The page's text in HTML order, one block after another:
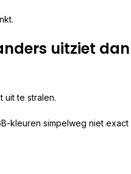
uitziet dan
uit te stralen.
kleuren simpelweg niet exact